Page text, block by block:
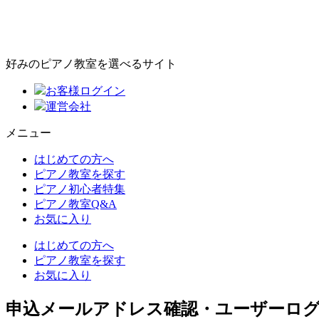
好みのピアノ教室を選べるサイト
お客様ログイン
運営会社
メニュー
はじめての方へ
ピアノ教室を探す
ピアノ初心者特集
ピアノ教室Q&A
お気に入り
はじめての方へ
ピアノ教室を探す
お気に入り
申込メールアドレス確認・ユーザーロ